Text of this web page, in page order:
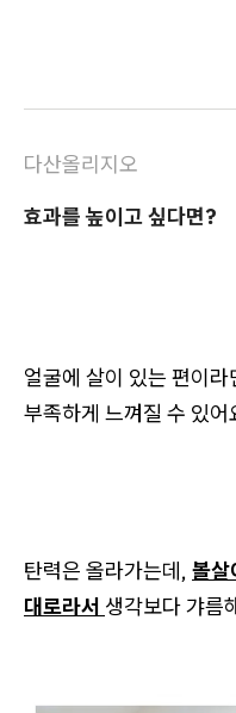
다산올리지오
효과를 높이고 싶다면?
얼굴에 살이 있는 편이
부족하게 느껴질 수 있어
탄력은 올라가는데, 볼살
대로라서 생각보다 갸름